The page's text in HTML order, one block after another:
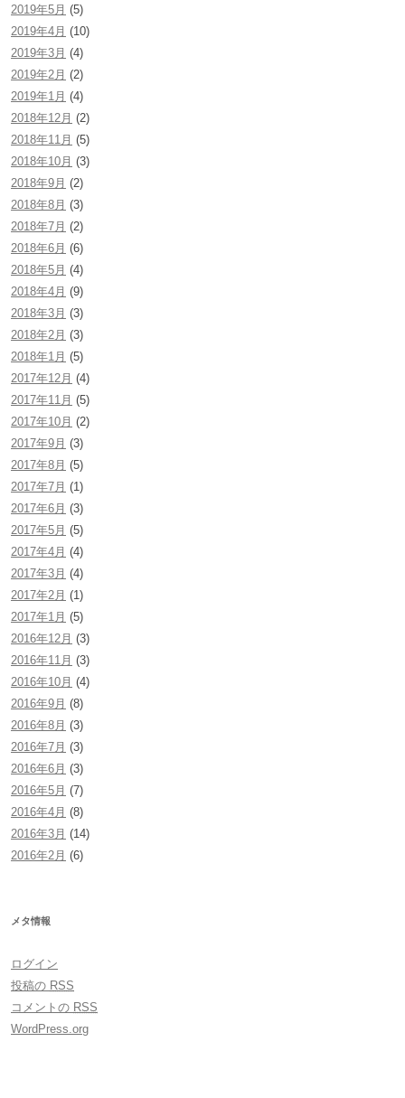
2019年5月 (5)
2019年4月 (10)
2019年3月 (4)
2019年2月 (2)
2019年1月 (4)
2018年12月 (2)
2018年11月 (5)
2018年10月 (3)
2018年9月 (2)
2018年8月 (3)
2018年7月 (2)
2018年6月 (6)
2018年5月 (4)
2018年4月 (9)
2018年3月 (3)
2018年2月 (3)
2018年1月 (5)
2017年12月 (4)
2017年11月 (5)
2017年10月 (2)
2017年9月 (3)
2017年8月 (5)
2017年7月 (1)
2017年6月 (3)
2017年5月 (5)
2017年4月 (4)
2017年3月 (4)
2017年2月 (1)
2017年1月 (5)
2016年12月 (3)
2016年11月 (3)
2016年10月 (4)
2016年9月 (8)
2016年8月 (3)
2016年7月 (3)
2016年6月 (3)
2016年5月 (7)
2016年4月 (8)
2016年3月 (14)
2016年2月 (6)
メタ情報
ログイン
投稿の RSS
コメントの RSS
WordPress.org